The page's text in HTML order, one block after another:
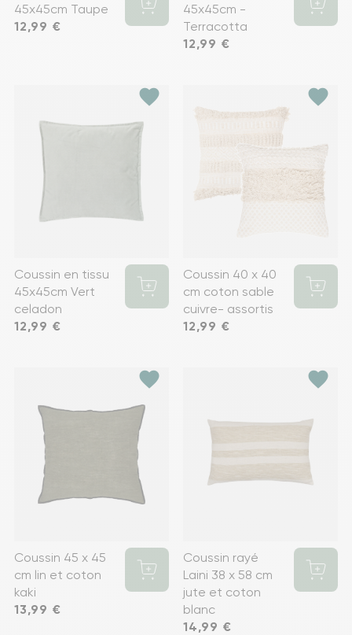
45x45cm Taupe
Prix
12,99 €
45x45cm -
Terracotta
Prix
12,99 €
favorite
Coussin en tissu
45x45cm Vert
celadon
Prix
12,99 €
favorite
Coussin 40 x 40
cm coton sable
cuivre- assortis
Prix
12,99 €
favorite
Coussin 45 x 45
cm lin et coton
kaki
Prix
13,99 €
favorite
Coussin rayé
Laini 38 x 58 cm
jute et coton
blanc
Prix
14,99 €